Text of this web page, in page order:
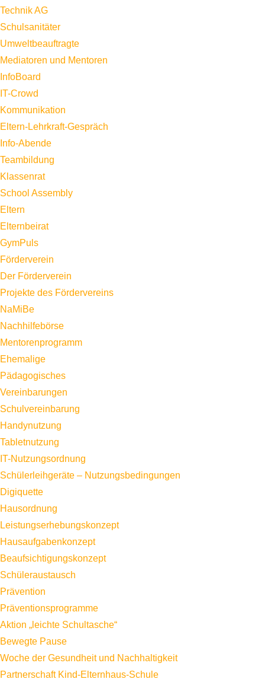
Technik AG
Schulsanitäter
Umweltbeauftragte
Mediatoren und Mentoren
InfoBoard
IT-Crowd
Kommunikation
Eltern-Lehrkraft-Gespräch
Info-Abende
Teambildung
Klassenrat
School Assembly
Eltern
Elternbeirat
GymPuls
Förderverein
Der Förderverein
Projekte des Fördervereins
NaMiBe
Nachhilfebörse
Mentorenprogramm
Ehemalige
Pädagogisches
Vereinbarungen
Schulvereinbarung
Handynutzung
Tabletnutzung
IT-Nutzungsordnung
Schülerleihgeräte – Nutzungsbedingungen
Digiquette
Hausordnung
Leistungserhebungskonzept
Hausaufgabenkonzept
Beaufsichtigungskonzept
Schüleraustausch
Prävention
Präventionsprogramme
Aktion „leichte Schultasche“
Bewegte Pause
Woche der Gesundheit und Nachhaltigkeit
Partnerschaft Kind-Elternhaus-Schule